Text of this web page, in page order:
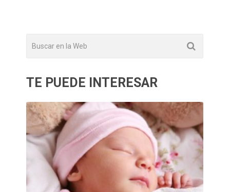
TE PUEDE INTERESAR